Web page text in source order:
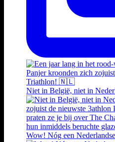
Niet in België, niet in
Wow! Nóg een